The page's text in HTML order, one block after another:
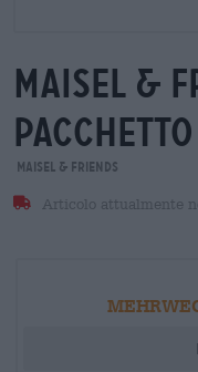
maisel &
Maisel & Friends
Articolo attualmente